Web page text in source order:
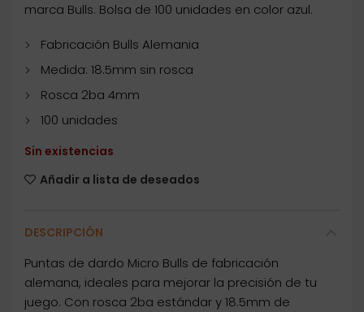
marca Bulls. Bolsa de 100 unidades en color azul.
Fabricación Bulls Alemania
Medida: 18.5mm sin rosca
Rosca 2ba 4mm
100 unidades
Sin existencias
Añadir a lista de deseados
DESCRIPCIÓN
Puntas de dardo Micro Bulls de fabricación
alemana, ideales para mejorar la precisión de tu
juego. Con rosca 2ba estándar y 18.5mm de